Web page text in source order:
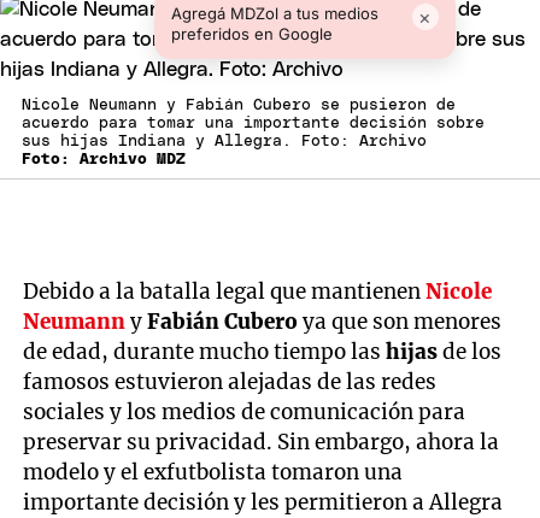
Agregá MDZol a tus medios
preferidos en Google
×
Nicole Neumann y Fabián Cubero se pusieron de
acuerdo para tomar una importante decisión sobre
sus hijas Indiana y Allegra. Foto: Archivo
Foto: Archivo MDZ
Debido a la batalla legal que mantienenNicole
NeumannyFabián Cuberoya que son menores
de edad, durante mucho tiempo lashijasde los
famosos estuvieron alejadas de las redes
sociales y los medios de comunicación para
preservar su privacidad. Sin embargo, ahora la
modelo y el exfutbolista tomaron una
importante decisión y les permitieron a Allegra